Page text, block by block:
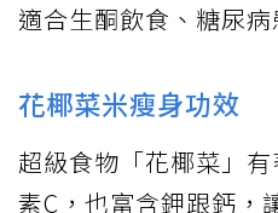
適合生酮飲食、糖尿病
花椰菜米瘦身功效
超級食物「花椰菜」
素C，也富含鉀跟鈣，